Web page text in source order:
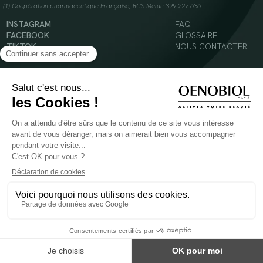
(1) Coopération pharmaceutique Française, RCS Melun 399 227 636
INSTAGRAM
FACEBOOK
TIKTOK
YOUTUBE
FAQ
GLOSSAIRE
NOUS CONTACTER
© 2024 Oenobiol Paris
Mentions légales
Politique en matière de cookies
POUR VOTRE SANTÉ, MANGEZ AU MOINS CINQ FRUITS ET LÉGUMES PAR JOUR -
Les complément alimentaires doivent être utilisés dans le cadre d'un mode de vie sain et
ne pas être utilisés comme substituts d'un régimes alimentaire varié et équilibré.